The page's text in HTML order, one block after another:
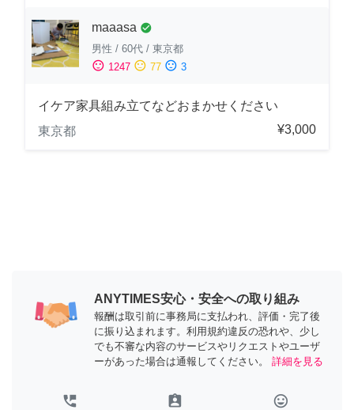
maaasa check_circle
男性 / 60代 / 東京都
sentiment_satisfied 1247 sentiment_neutral 77 sentiment_dissatisfied 3
イケア家具組み立てなどおまかせください
東京都
¥3,000
ANYTIMES安心・安全への取り組み
報酬は取引前に事務局に支払われ、評価・完了後
に振り込まれます。利用規約違反の恐れや、少し
でも不審な内容のサービスやリクエストやユーザ
ーがあった場合は通報してください。
詳細を見る
perm_phone_msg assignment_ind tag_faces